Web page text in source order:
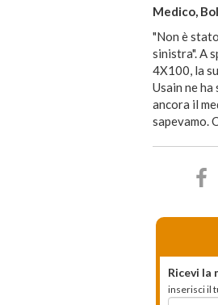
Medico,
"Non è
sinistra". A
4X100, la
Usain ne
ancora il
sapevamo.
Ricevi
inserisci il